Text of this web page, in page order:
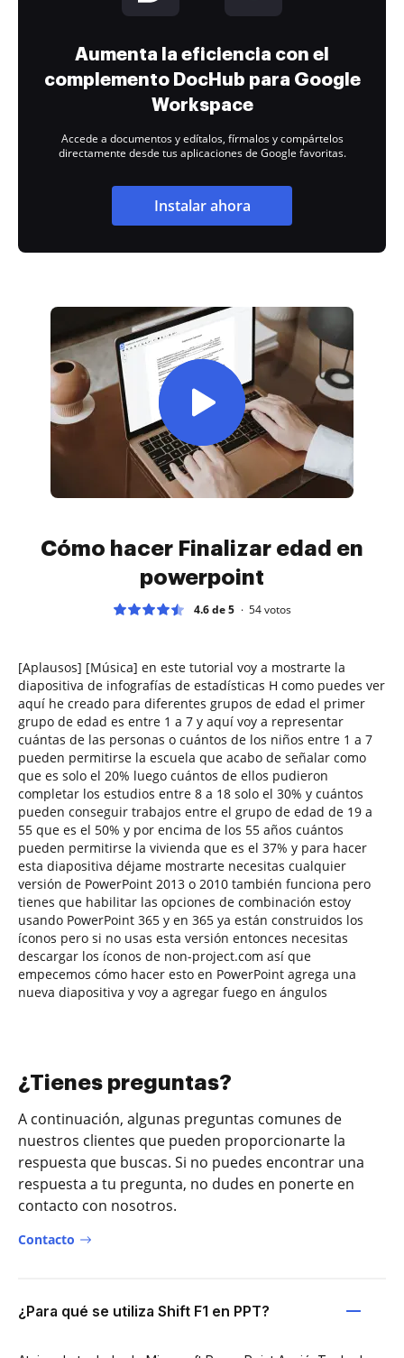
Aumenta la eficiencia con el
complemento DocHub para Google
Workspace
Accede a documentos y edítalos, fírmalos y compártelos
directamente desde tus aplicaciones de Google favoritas.
Instalar ahora
Cómo hacer Finalizar edad en
powerpoint
4.6 de 5 54votos
[Aplausos] [Música] en este tutorial voy a mostrarte la
diapositiva de infografías de estadísticas H como puedes ver
aquí he creado para diferentes grupos de edad el primer
grupo de edad es entre 1 a 7 y aquí voy a representar
cuántas de las personas o cuántos de los niños entre 1 a 7
pueden permitirse la escuela que acabo de señalar como
que es solo el 20% luego cuántos de ellos pudieron
completar los estudios entre 8 a 18 solo el 30% y cuántos
pueden conseguir trabajos entre el grupo de edad de 19 a
55 que es el 50% y por encima de los 55 años cuántos
pueden permitirse la vivienda que es el 37% y para hacer
esta diapositiva déjame mostrarte necesitas cualquier
versión de PowerPoint 2013 o 2010 también funciona pero
tienes que habilitar las opciones de combinación estoy
usando PowerPoint 365 y en 365 ya están construidos los
íconos pero si no usas esta versión entonces necesitas
descargar los íconos de non-project.com así que
empecemos cómo hacer esto en PowerPoint agrega una
nueva diapositiva y voy a agregar fuego en ángulos
¿Tienes preguntas?
A continuación, algunas preguntas comunes de
nuestros clientes que pueden proporcionarte la
respuesta que buscas. Si no puedes encontrar una
respuesta a tu pregunta, no dudes en ponerte en
contacto con nosotros.
Contacto
¿Para qué se utiliza Shift F1 en PPT?